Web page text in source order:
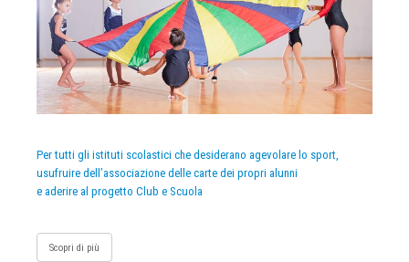
Per tutti gli istituti scolastici che desiderano agevolare lo sport,
usufruire dell’associazione delle carte dei propri alunni
e aderire al progetto Club e Scuola
Scopri di più